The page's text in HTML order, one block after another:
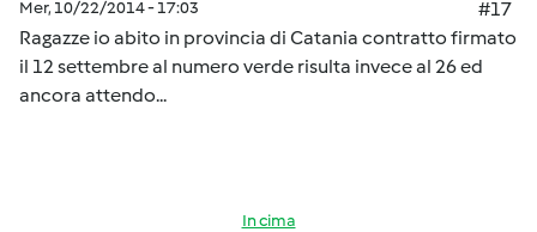
Mer, 10/22/2014 - 17:03
#17
Ragazze io abito in provincia di Catania contratto firmato
il 12 settembre al numero verde risulta invece al 26 ed
ancora attendo...
In cima